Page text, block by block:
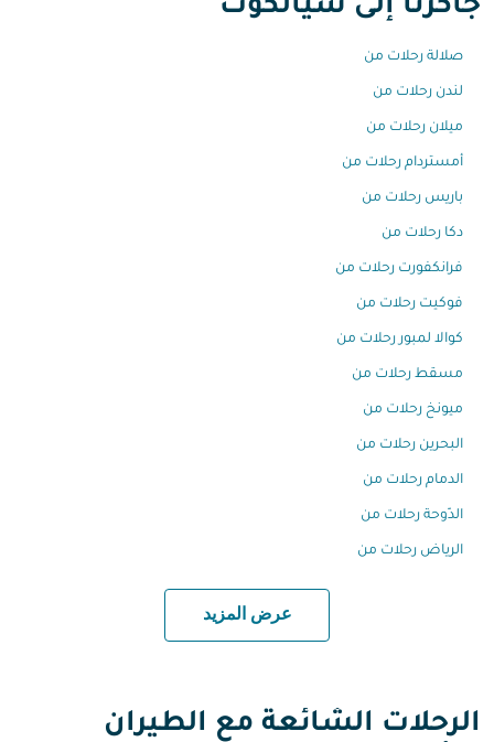
جاكرتا إلى سيالكوت
صلالة رحلات من
لندن رحلات من
ميلان رحلات من
أمستردام رحلات من
باريس رحلات من
دكا رحلات من
فرانكفورت رحلات من
فوكيت رحلات من
كوالا لمبور رحلات من
مسقط رحلات من
ميونخ رحلات من
البحرين رحلات من
الدمام رحلات من
الدّوحة رحلات من
الرياض رحلات من
عرض المزيد
الرحلات الشائعة مع الطيران